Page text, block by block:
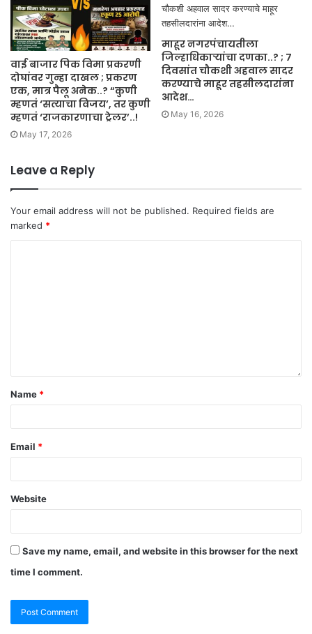
वाई बाजार पिक विमा प्रकरणी
दोघांवर गुन्हा दाखल ; प्रकरण
एक, मात्र पैलू अनेक..? “कुणी
म्हणतं ‘सत्याचा विजय’, तर कुणी
म्हणतं ‘राजकारणाचा ट्रेलर’..!
May 17, 2026
माहूर नगरपंचायतीला
जिल्हाधिकाऱ्यांचा दणका..? ; ७
दिवसांत चौकशी अहवाल सादर
करण्याचे माहूर तहसीलदारांना
आदेश…
May 16, 2026
Leave a Reply
Your email address will not be published. Required fields are
marked *
Name *
Email *
Website
Save my name, email, and website in this browser for the next
time I comment.